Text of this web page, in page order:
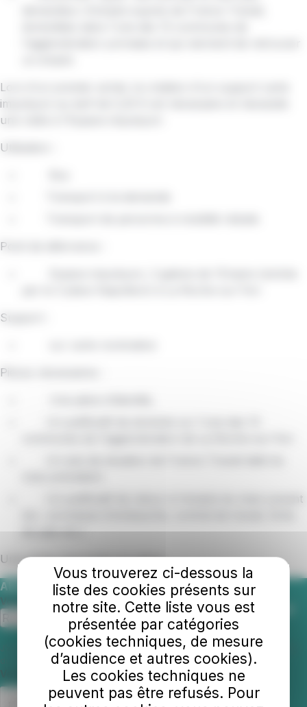
Lors d'un premier achat, la création d'un support carte
impulsyon au tarif de 5,20 € est nécessaire et nécessite
une visite à l'Espace impulsyon
Utilisation :
Point de délivrance :
Support :
Pièces nécessaires :
Un justificatif de retour à l'emploi du mois suivant
de paie etc.)
Une photo sera prise sur place.
Abonnez-vous à nos actualités
Votre adresse e-mail
S'abonner
J’accepte qu'impulsyonutilise mon courriel pour m’envoyer les actualités
du réseau. En savoir plus.
Champ requis
Veuillez confirmer que vous n'êtes pas un robot.
Vous trouverez ci-dessous la
liste des cookies présents sur
notre site. Cette liste vous est
présentée par catégories
(cookies techniques, de mesure
d’audience et autres cookies).
Les cookies techniques ne
peuvent pas être refusés. Pour